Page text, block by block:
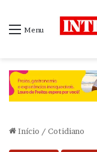
Menu
Início / Cotidiano